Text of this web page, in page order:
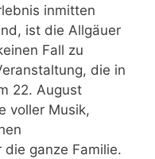
inmitten
ist die Allgäuer
Fall zu
die in
22. August
voller Musik,
ganze Familie.